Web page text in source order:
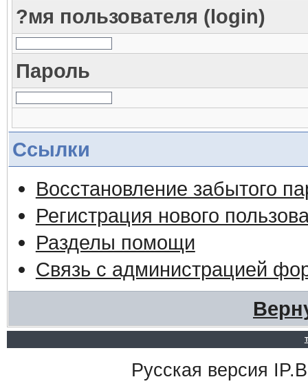
?мя пользователя (login)
Пароль
Ссылки
Восстановление забытого
Регистрация нового
Разделы помощи
Связь с администрацией
Русская версия